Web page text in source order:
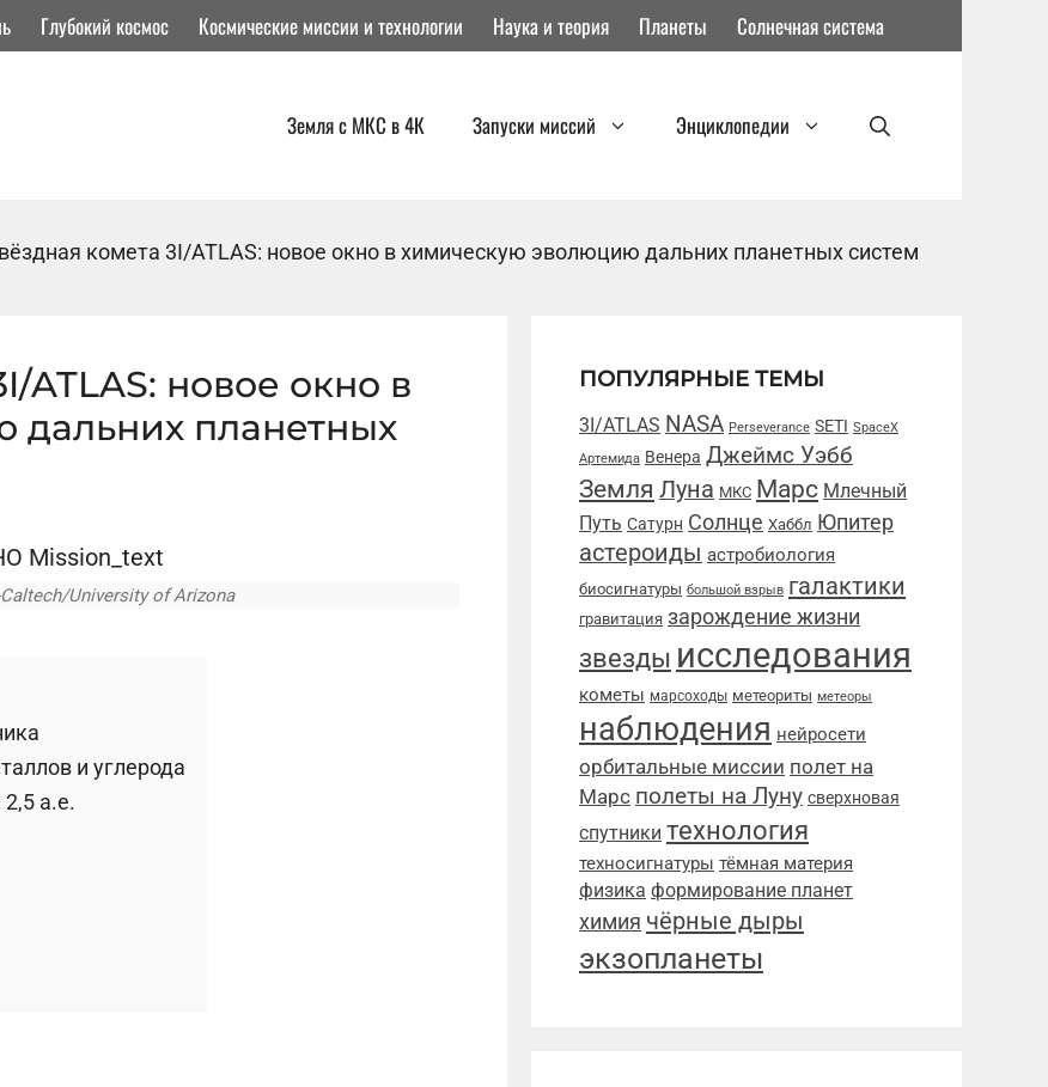
Глубокий космос Космические миссии и технологии Наука и теория Планеты Солнечная система
Земля с МКС в 4К Запуски миссий Энциклопедии
комета 3I/ATLAS: новое окно в химическую эволюцию дальних планетных систем
ATLAS: новое окно в
планетных
University of Arizona
и углерода
а.е.
ПОПУЛЯРНЫЕ ТЕМЫ
3I/ATLAS NASA Perseverance SETI SpaceX
Артемида Венера Джеймс Уэбб
Земля Луна МКС Марс Млечный
Путь Сатурн Солнце Хаббл Юпитер
астероиды астробиология
биосигнатуры большой взрыв галактики
гравитация зарождение жизни
звезды исследования
кометы марсоходы метеориты метеоры
наблюдения нейросети
орбитальные миссии полет на
Марс полеты на Луну сверхновая
спутники технология
техносигнатуры тёмная материя
физика формирование планет
химия чёрные дыры
экзопланеты